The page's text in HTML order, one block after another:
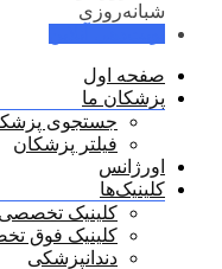
شبانه‌روزی
صفحه اول
پزشکان ما
جستجوی
فیلتر پزشکان
اورژانس
کلینیک‌ها
کلینیک تخصصی
کلینیک فوق
دندانپزشکی